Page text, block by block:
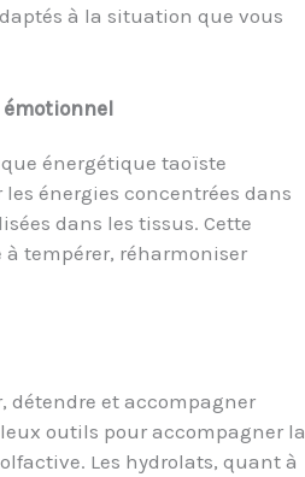
à la situation que vous
émotionnel
énergétique taoïste
énergies concentrées dans
dans les tissus. Cette
tempérer, réharmoniser
détendre et accompagner
outils pour accompagner la
Les hydrolats, quant à